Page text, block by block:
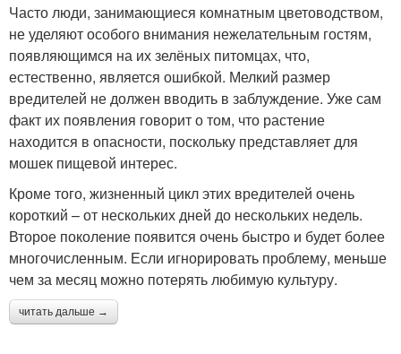
Часто люди, занимающиеся комнатным цветоводством,
не уделяют особого внимания нежелательным гостям,
появляющимся на их зелёных питомцах, что,
естественно, является ошибкой. Мелкий размер
вредителей не должен вводить в заблуждение. Уже сам
факт их появления говорит о том, что растение
находится в опасности, поскольку представляет для
мошек пищевой интерес.
Кроме того, жизненный цикл этих вредителей очень
короткий – от нескольких дней до нескольких недель.
Второе поколение появится очень быстро и будет более
многочисленным. Если игнорировать проблему, меньше
чем за месяц можно потерять любимую культуру.
читать дальше →